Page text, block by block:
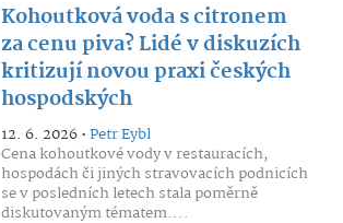
Kohoutková voda s citronem
za cenu piva? Lidé v diskuzích
kritizují novou praxi českých
hospodských
12. 6. 2026 •Petr Eybl
Cena kohoutkové vody v restauracích,
hospodách či jiných stravovacích podnicích
se v posledních letech stala poměrně
diskutovaným tématem....